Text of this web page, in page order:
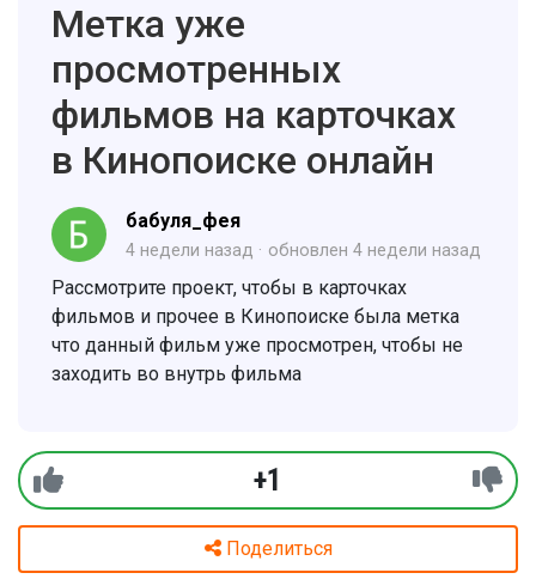
Метка уже
просмотренных
фильмов на карточках
в Кинопоиске онлайн
бабуля_фея
4 недели назад обновлен 4 недели назад
Рассмотрите проект, чтобы в карточках
фильмов и прочее в Кинопоиске была метка
что данный фильм уже просмотрен, чтобы не
заходить во внутрь фильма
+1
Поделиться